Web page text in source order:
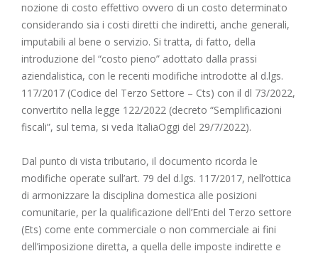
nozione di costo effettivo ovvero di un costo determinato
considerando sia i costi diretti che indiretti, anche generali,
imputabili al bene o servizio. Si tratta, di fatto, della
introduzione del “costo pieno” adottato dalla prassi
aziendalistica, con le recenti modifiche introdotte al d.lgs.
117/2017 (Codice del Terzo Settore – Cts) con il dl 73/2022,
convertito nella legge 122/2022 (decreto “Semplificazioni
fiscali”, sul tema, si veda ItaliaOggi del 29/7/2022).
Dal punto di vista tributario, il documento ricorda le
modifiche operate sull’art. 79 del d.lgs. 117/2017, nell’ottica
di armonizzare la disciplina domestica alle posizioni
comunitarie, per la qualificazione dell’Enti del Terzo settore
(Ets) come ente commerciale o non commerciale ai fini
dell’imposizione diretta, a quella delle imposte indirette e